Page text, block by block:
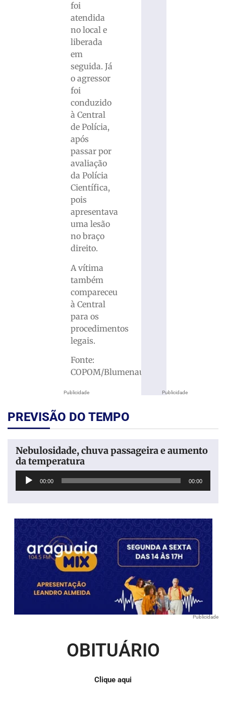
Publicidade
foi
atendida
no local e
liberada
em
seguida. Já
o agressor
foi
conduzido
à Central
de Polícia,
após
passar por
avaliação
da Polícia
Científica,
pois
apresentava
uma lesão
no braço
direito.
A vítima
também
compareceu
à Central
para os
procedimentos
legais.
Fonte:
COPOM/Blumenau
Publicidade
PREVISÃO DO TEMPO
Nebulosidade, chuva passageira e aumento
da temperatura
Tocador
00:00 00:00
Publicidade
OBITUÁRIO
Clique aqui